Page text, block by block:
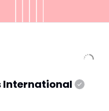
International